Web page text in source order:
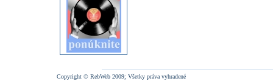
Copyright © RebWeb 2009; Všetky práva vyhradené